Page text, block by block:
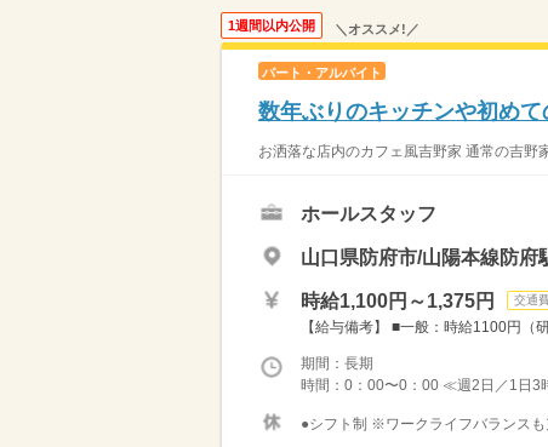
1週間以内公開 ＼オススメ!／
パート・アルバイト
数年ぶりのキッチンや初め
お洒落な店内のカフェ風吉野家 通常の吉野
ホールスタッフ
山口県防府市/山陽本線防府
時給1,100円～1,375円 交通
【給与備考】 ■一般：時給1100円
期間：長期
時間：0：00〜0：00 ≪週2日／1日
●シフト制 ※ワークライフバランス